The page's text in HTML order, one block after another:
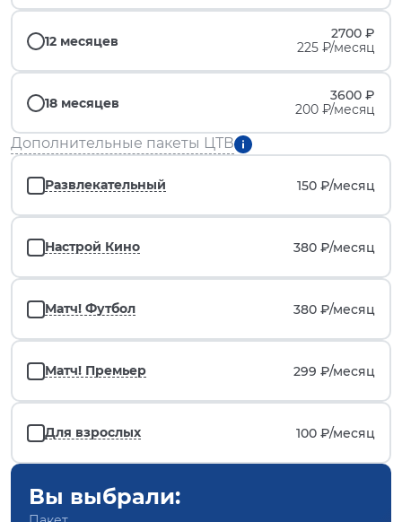
12 месяцев
2700 ₽
225 ₽/месяц
18 месяцев
3600 ₽
200 ₽/месяц
Дополнительные пакеты ЦТВ
Развлекательный 150 ₽/месяц
Настрой Кино 380 ₽/месяц
Матч! Футбол 380 ₽/месяц
Матч! Премьер 299 ₽/месяц
Для взрослых 100 ₽/месяц
Вы выбрали: